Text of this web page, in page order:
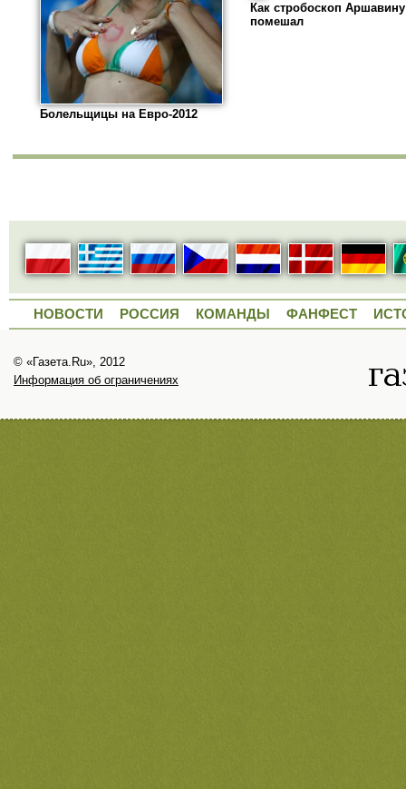
Болельщицы на Евро-2012
Как стробоскоп Аршавину
помешал
НОВОСТИ РОССИЯ КОМАНДЫ ФАНФЕСТ
© «Газета.Ru», 2012
Информация об ограничениях